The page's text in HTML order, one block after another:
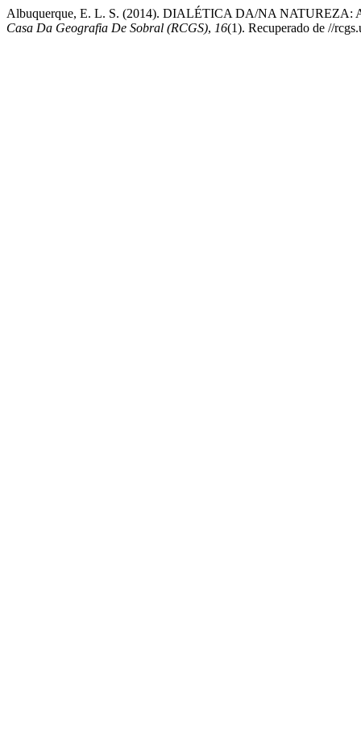
Albuquerque, E. L. S. (2014). DIALÉTICA DA/NA
Casa Da Geografia De Sobral (RCGS), 16(1). Recuperado de //